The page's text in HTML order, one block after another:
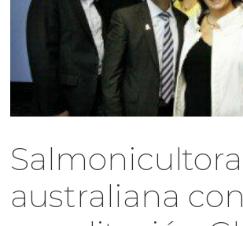
Salmonicultora
australiana